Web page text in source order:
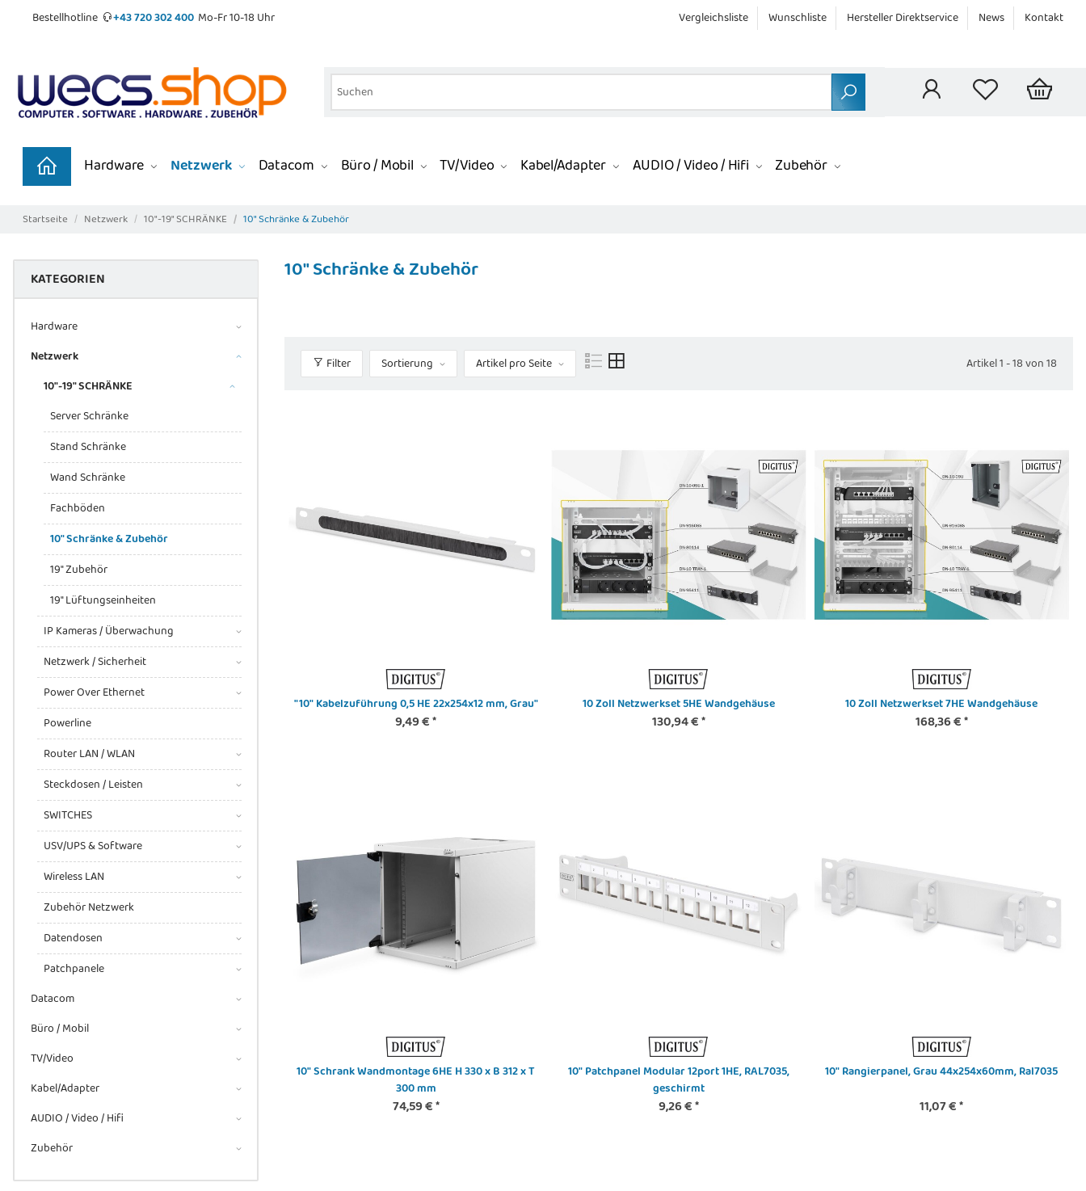
Vergleichsliste Wunschliste Hersteller Direktservice News Kontakt
Bestellhotline +43 720 302 400 Mo-Fr 10-18 Uhr
Hardware Netzwerk Datacom Büro / Mobil TV/Video Kabel/Adapter AUDIO / Video / Hifi Zubehör
Startseite Netzwerk 10"-19" SCHRÄNKE 10" Schränke & Zubehör
10" Schränke & Zubehör
Filter Sortierung Artikel pro Seite Artikel 1 - 18 von 18
"10" Kabelzuführung 0,5 HE 22x254x12 mm, Grau"
9,49 €*
10 Zoll Netzwerkset 5HE Wandgehäuse
130,94 €*
10 Zoll Netzwerkset 7HE Wandgehäuse
168,36 €*
10" Schrank Wandmontage 6HE H 330 x B 312 x T
300 mm
74,59 €*
10" Patchpanel Modular 12port 1HE, RAL7035,
geschirmt
9,26 €*
10" Rangierpanel, Grau 44x254x60mm, Ral7035
11,07 €*
KATEGORIEN
Hardware
Netzwerk
10"-19" SCHRÄNKE
Server Schränke
Stand Schränke
Wand Schränke
Fachböden
10" Schränke & Zubehör
19" Zubehör
19" Lüftungseinheiten
IP Kameras / Überwachung
Netzwerk / Sicherheit
Power Over Ethernet
Powerline
Router LAN / WLAN
Steckdosen / Leisten
SWITCHES
USV/UPS & Software
Wireless LAN
Zubehör Netzwerk
Datendosen
Patchpanele
Datacom
Büro / Mobil
TV/Video
Kabel/Adapter
AUDIO / Video / Hifi
Zubehör